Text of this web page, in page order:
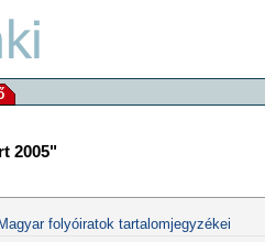
2005"
folyóiratok tartalomjegyzékei